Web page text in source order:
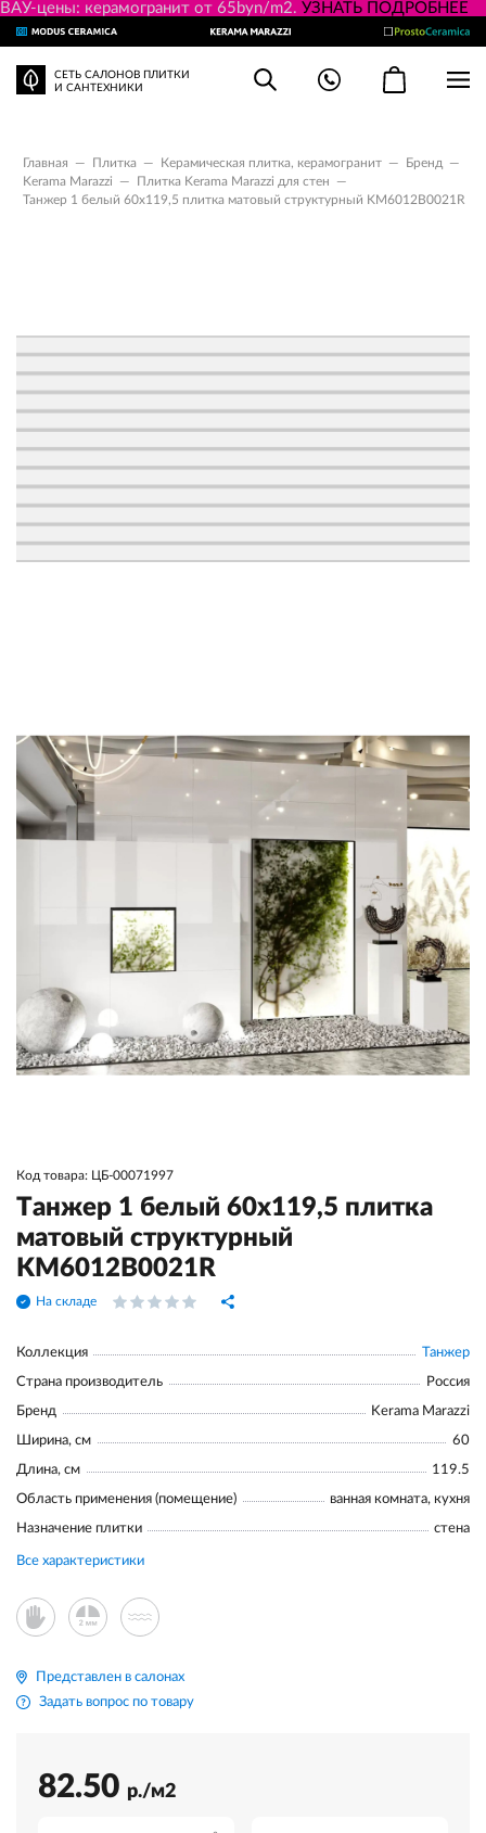
ВАУ-цены: керамогранит от 65byn/m2. УЗНАТЬ ПОДРОБНЕЕ
СЕТЬ САЛОНОВ ПЛИТКИ
И САНТЕХНИКИ
Главная — Плитка — Керамическая плитка, керамогранит — Бренд
—
Kerama Marazzi
— Плитка Kerama Marazzi для стен
—
Танжер 1 белый 60x119,5 плитка матовый структурный KM6012B0021R
Код товара: ЦБ-00071997
Танжер 1 белый 60x119,5 плитка
матовый структурный
KM6012B0021R
На складе
Коллекция Танжер
Страна производитель Россия
Бренд Kerama Marazzi
Ширина, см 60
Длина, см 119.5
Область применения (помещение) ванная комната, кухня
Назначение плитки стена
Все характеристики
Представлен в салонах
Задать вопрос по товару
82.50 р./м2